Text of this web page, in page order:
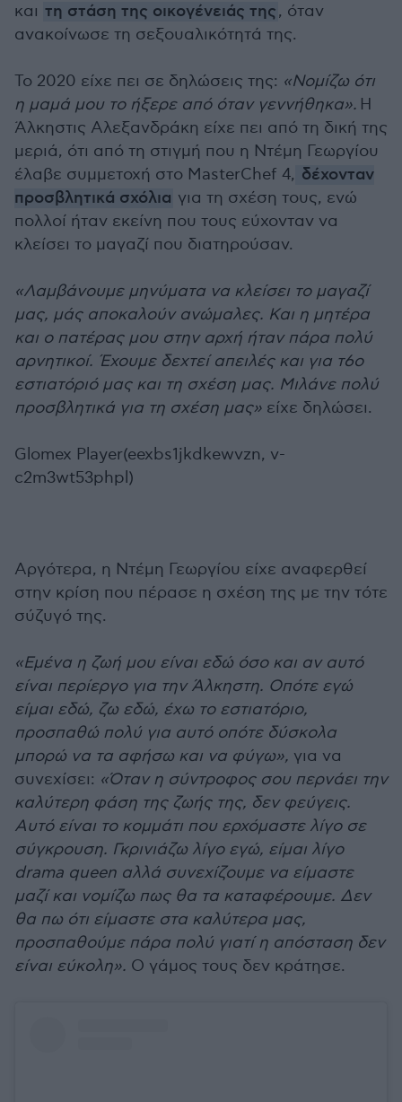
και τη στάση της οικογένειάς της, όταν
ανακοίνωσε τη σεξουαλικότητά της.
Το 2020 είχε πει σε δηλώσεις της: «Νομίζω ότι
η μαμά μου το ήξερε από όταν γεννήθηκα». Η
Άλκηστις Αλεξανδράκη είχε πει από τη δική της
μεριά, ότι από τη στιγμή που η Ντέμη Γεωργίου
έλαβε συμμετοχή στο MasterChef 4, δέχονταν
προσβλητικά σχόλια για τη σχέση τους, ενώ
πολλοί ήταν εκείνη που τους εύχονταν να
κλείσει το μαγαζί που διατηρούσαν.
«Λαμβάνουμε μηνύματα να κλείσει το μαγαζί
μας, μάς αποκαλούν ανώμαλες. Και η μητέρα
και ο πατέρας μου στην αρχή ήταν πάρα πολύ
αρνητικοί. Έχουμε δεχτεί απειλές και για τ6ο
εστιατόριό μας και τη σχέση μας. Μιλάνε πολύ
προσβλητικά για τη σχέση μας» είχε δηλώσει.
Glomex Player(eexbs1jkdkewvzn, v-
c2m3wt53phpl)
Αργότερα, η Ντέμη Γεωργίου είχε αναφερθεί
στην κρίση που πέρασε η σχέση της με την τότε
σύζυγό της.
«Εμένα η ζωή μου είναι εδώ όσο και αν αυτό
είναι περίεργο για την Άλκηστη. Οπότε εγώ
είμαι εδώ, ζω εδώ, έχω το εστιατόριο,
προσπαθώ πολύ για αυτό οπότε δύσκολα
μπορώ να τα αφήσω και να φύγω», για να
συνεχίσει: «Όταν η σύντροφος σου περνάει την
καλύτερη φάση της ζωής της, δεν φεύγεις.
Αυτό είναι το κομμάτι που ερχόμαστε λίγο σε
σύγκρουση. Γκρινιάζω λίγο εγώ, είμαι λίγο
drama queen αλλά συνεχίζουμε να είμαστε
μαζί και νομίζω πως θα τα καταφέρουμε. Δεν
θα πω ότι είμαστε στα καλύτερα μας,
προσπαθούμε πάρα πολύ γιατί η απόσταση δεν
είναι εύκολη». Ο γάμος τους δεν κράτησε.